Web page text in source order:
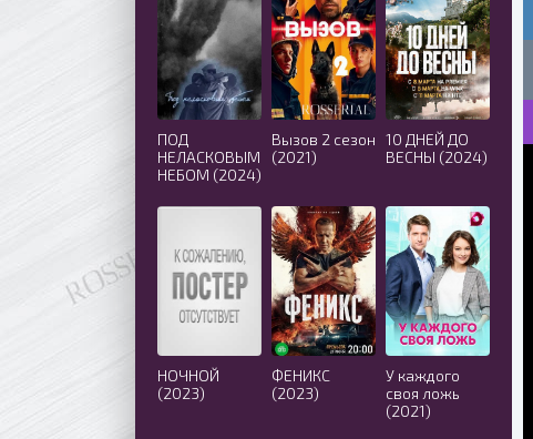
ПОД
НЕЛАСКОВЫМ
НЕБОМ (2024)
Вызов 2 сезон
(2021)
10 ДНЕЙ ДО
ВЕСНЫ (2024)
НОЧНОЙ
(2023)
ФЕНИКС
(2023)
У каждого
своя ложь
(2021)